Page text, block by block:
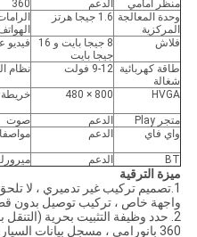
منظر أمامي
الدعم 360
وحدة المعالجة
المركزية
1.6 جيجا هرتز
فلاش
8 جيجا بايت و 16
جيجا بايت
فيديو
طاقة كهربائية
شغالة
9-12 فولت نظام
HVGA
800 × 480 خريطة
متجر Play
الدعم صوت
واي فاي
الدعم
BT
الدعم
ميزة الترقية
1.تصميم تركيب غير تدميري ، لا
واجهة خاص ، تركيب توصيل بدون